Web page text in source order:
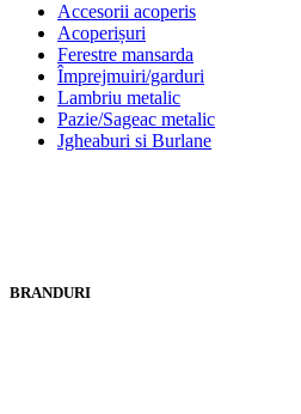
Accesorii acoperis
Acoperișuri
Ferestre mansarda
Împrejmuiri/garduri
Lambriu metalic
Pazie/Sageac metalic
Jgheaburi si Burlane
BRANDURI